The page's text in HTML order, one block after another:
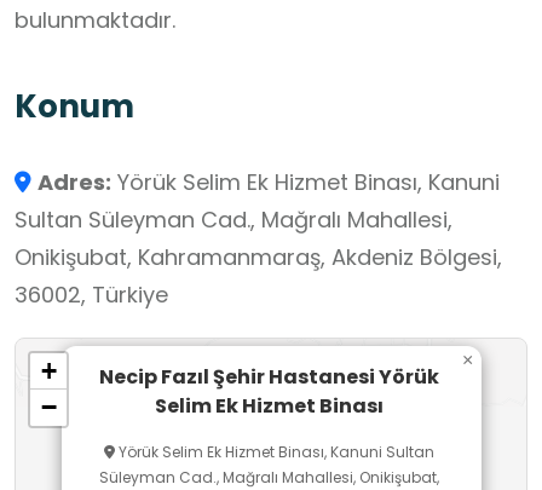
bulunmaktadır.
Konum
Adres: Yörük Selim Ek Hizmet Binası, Kanuni
Sultan Süleyman Cad., Mağralı Mahallesi,
Onikişubat, Kahramanmaraş, Akdeniz Bölgesi,
36002, Türkiye
Necip Fazıl Şehir Hastanesi Yörük
Selim Ek Hizmet Binası
Yörük Selim Ek Hizmet Binası, Kanuni Sultan
Süleyman Cad., Mağralı Mahallesi, Onikişubat,
×
+
−